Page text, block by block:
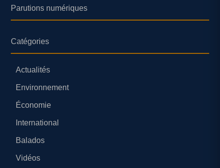
Parutions numériques
Catégories
Actualités
Environnement
Économie
International
Balados
Vidéos